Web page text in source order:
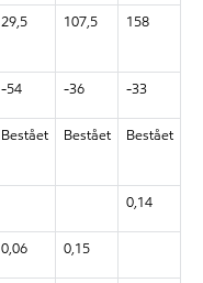
29,5 107,5 158
-54 -36 -33
Bestået Bestået Bestået
0,14
0,06 0,15